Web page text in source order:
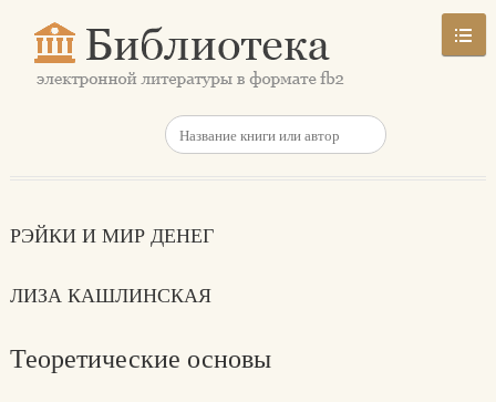
РЭЙКИ И МИР ДЕНЕГ
ЛИЗА КАШЛИНСКАЯ
Теоретические основы